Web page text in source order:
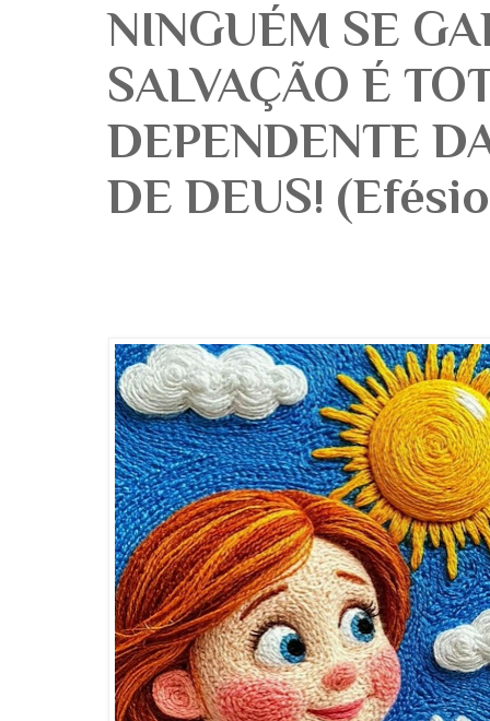
NINGUÉM SE
SALVAÇÃO É
DEPENDENTE
DE DEUS!